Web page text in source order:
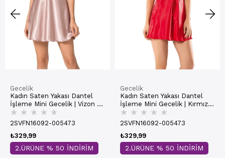
Gecelik
Kadın Saten Yakası Dantel
İşleme Mini Gecelik | Vizon H
005
★ ★ ★ ★ ★
2SVFN16092-005473
₺329,99
2.ÜRÜNE % 50 İNDİRİM
Gecelik
Kadın Saten Yakası Dantel
İşleme Mini Gecelik | Kırmızı
H 005
★ ★ ★ ★ ★
2SVFN16092-005473
₺329,99
2.ÜRÜNE % 50 İNDİRİM